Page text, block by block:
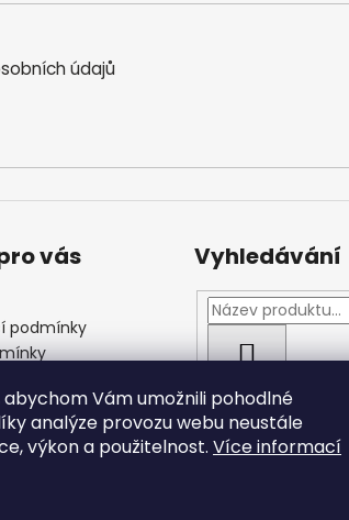
abychom Vám umožnili pohodlné
analýze provozu webu neustále
výkon a použitelnost. Více informací
údajů
vás
podmínky
Vyhledávání
HLEDAT